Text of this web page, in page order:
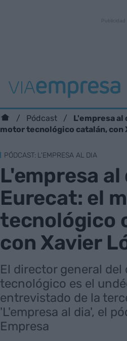
Pódcast
L'empresa al
motor tecnológico catalán, con
PÓDCAST: L'EMPRESA AL DIA
L'empresa al
Eurecat: el
tecnológico
con Xavier
El director general del
tecnológico es el
entrevistado de la
'L'empresa al dia', el
Empresa